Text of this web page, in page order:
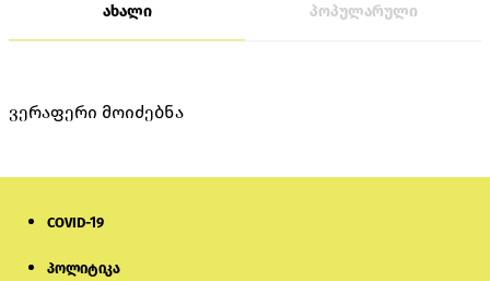
ახალი პოპულარული
ვერაფერი მოიძებნა
COVID-19
პოლიტიკა